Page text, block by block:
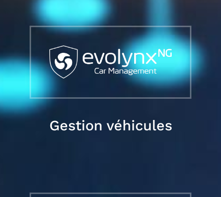
Gestion véhicules